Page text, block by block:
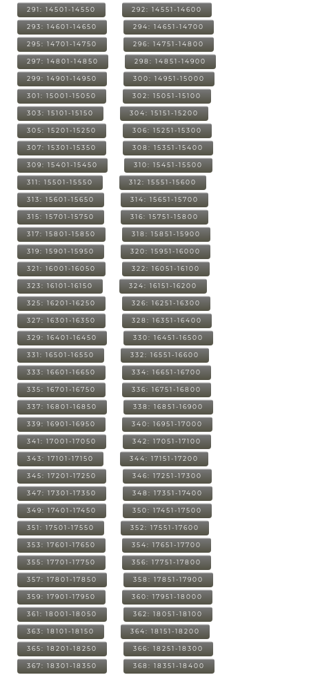
291: 14501-14550 292: 14551-14600
293: 14601-14650 294: 14651-14700
295: 14701-14750 296: 14751-14800
297: 14801-14850 298: 14851-14900
299: 14901-14950 300: 14951-15000
301: 15001-15050 302: 15051-15100
303: 15101-15150 304: 15151-15200
305: 15201-15250 306: 15251-15300
307: 15301-15350 308: 15351-15400
309: 15401-15450 310: 15451-15500
311: 15501-15550 312: 15551-15600
313: 15601-15650 314: 15651-15700
315: 15701-15750 316: 15751-15800
317: 15801-15850 318: 15851-15900
319: 15901-15950 320: 15951-16000
321: 16001-16050 322: 16051-16100
323: 16101-16150 324: 16151-16200
325: 16201-16250 326: 16251-16300
327: 16301-16350 328: 16351-16400
329: 16401-16450 330: 16451-16500
331: 16501-16550 332: 16551-16600
333: 16601-16650 334: 16651-16700
335: 16701-16750 336: 16751-16800
337: 16801-16850 338: 16851-16900
339: 16901-16950 340: 16951-17000
341: 17001-17050 342: 17051-17100
343: 17101-17150 344: 17151-17200
345: 17201-17250 346: 17251-17300
347: 17301-17350 348: 17351-17400
349: 17401-17450 350: 17451-17500
351: 17501-17550 352: 17551-17600
353: 17601-17650 354: 17651-17700
355: 17701-17750 356: 17751-17800
357: 17801-17850 358: 17851-17900
359: 17901-17950 360: 17951-18000
361: 18001-18050 362: 18051-18100
363: 18101-18150 364: 18151-18200
365: 18201-18250 366: 18251-18300
367: 18301-18350 368: 18351-18400